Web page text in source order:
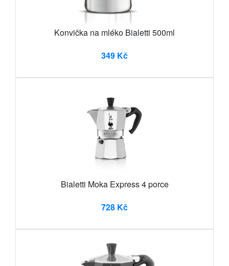
Konvička na mléko Bialetti 500ml
349 Kč
Bialetti Moka Express 4 porce
728 Kč